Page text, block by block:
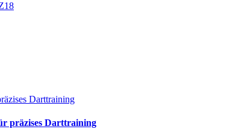
Darttraining
präzises Darttraining